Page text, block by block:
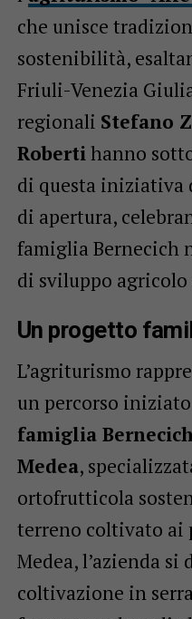
che unisce
sostenibilità,
Friuli-Venezia
regionali Stefano
Robertihanno
di questa iniziativa
di apertura,
famiglia Bernecich
di sviluppo
Un progetto
L’agriturismo
un percorso
famiglia
Medea,
ortofrutticola
terreno coltivato ai
Medea, l’azienda
coltivazione in